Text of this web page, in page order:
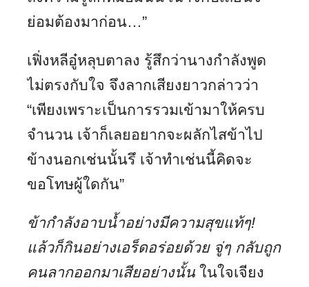
ย่อมต้องมาก่อน…”
เฟิ่งหลีอู๋หลุบตาลง รู้สึกว่านางกำลังพูด
ไม่ตรงกับใจ จึงลากเสียงยาวกล่าวว่า
“เพียงเพราะเป็นการรวมเข้ามาให้ครบ
จำนวน เจ้าก็เลยอยากจะผลักไสข้าไป
ข้างนอกเช่นนั้นรึ เจ้าทำเช่นนี้คิดจะ
ขอโทษผู้ใดกัน”
ข้ากำลังอาบน้ำอย่างมีความสุขแท้ๆ!
แล้วก็กินอย่างเอร็ดอร่อยด้วย จู่ๆ กลับถูก
คนลากออกมาเสียอย่างนั้น ในใจเจียง